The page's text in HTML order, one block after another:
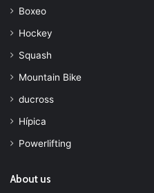
Boxeo
Hockey
Squash
Mountain Bike
ducross
Hípica
Powerlifting
About us